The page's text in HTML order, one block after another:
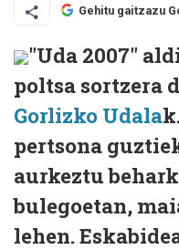
Gehitu gaitzazu
"Uda 2007"
poltsa sortzera
Gorlizko Udala
pertsona
aurkeztu
bulegoetan,
lehen.